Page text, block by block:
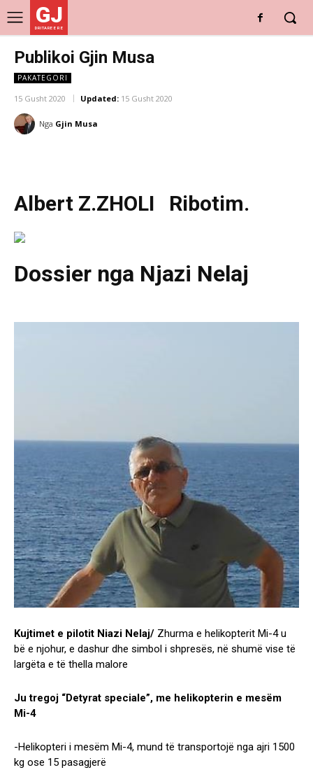
GJ
DRITARE E RE
Publikoi Gjin Musa
PAKATEGORI
15 Gusht 2020 Updated: 15 Gusht 2020
Nga Gjin Musa
Albert Z.ZHOLI Ribotim.
Dossier nga Njazi Nelaj
Kujtimet e pilotit Niazi Nelaj/ Zhurma e helikopterit Mi-4 u
bë e njohur, e dashur dhe simbol i shpresës, në shumë vise të
largëta e të thella malore
Ju tregoj “Detyrat speciale”, me helikopterin e mesëm
Mi-4
-Helikopteri i mesëm Mi-4, mund të transportojë nga ajri 1500
kg ose 15 pasagjerë